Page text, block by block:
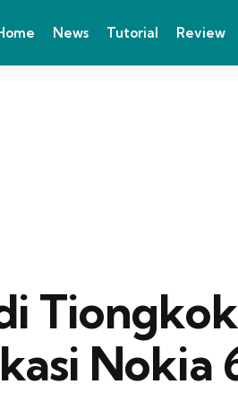
News Tutorial Review
Nokia